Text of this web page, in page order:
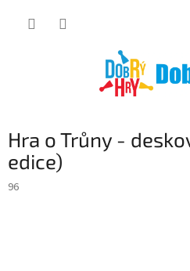
Hra o Trůny -
edice)
96